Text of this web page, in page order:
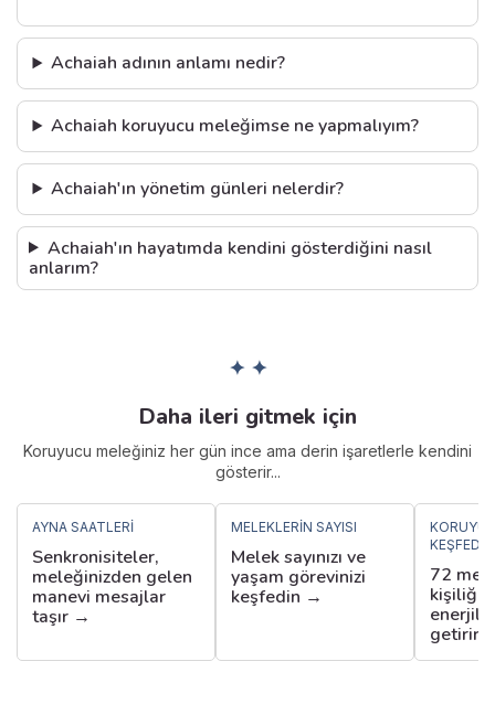
Achaiah adının anlamı nedir?
Achaiah koruyucu meleğimse ne yapmalıyım?
Achaiah'ın yönetim günleri nelerdir?
Achaiah'ın hayatımda kendini gösterdiğini nasıl
anlarım?
✦ ✦
Daha ileri gitmek için
Koruyucu meleğiniz her gün ince ama derin işaretlerle kendini
gösterir...
AYNA SAATLERI
Senkronisiteler,
meleğinizden gelen
manevi mesajlar
taşır →
MELEKLERIN SAYISI
Melek sayınızı ve
yaşam görevinizi
keşfedin →
KEŞFEDIN
72
getirir